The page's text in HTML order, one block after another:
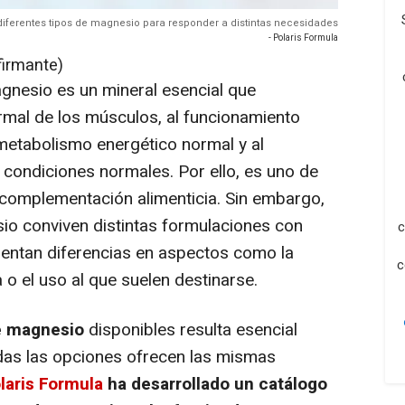
tipos de magnesio para responder a distintas necesidades
- Polaris Formula
es un mineral esencial que
de los músculos, al funcionamiento
energético normal y al
normales. Por ello, es uno de
alimenticia. Sin embargo,
conviven distintas formulaciones con
diferencias en aspectos como la
el uso al que suelen destinarse.
disponibles resulta esencial
las opciones ofrecen las mismas
Formula ha desarrollado un catálogo